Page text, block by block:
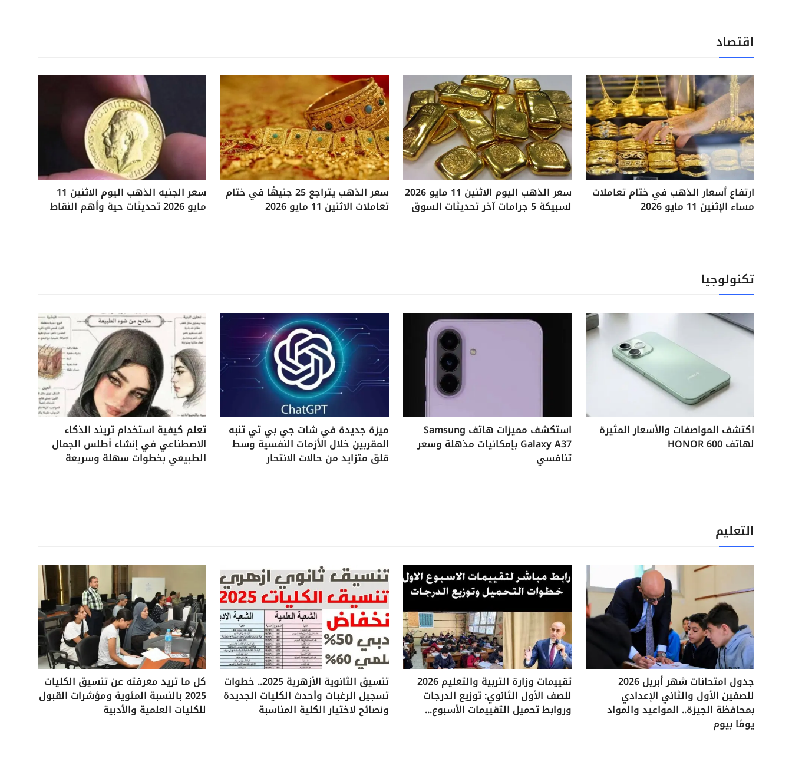
اقتصاد
ارتفاع أسعار الذهب في ختام تعاملات
مساء الإثنين 11 مايو 2026
سعر الذهب اليوم الاثنين 11 مايو 2026
لسبيكة 5 جرامات آخر تحديثات السوق
سعر الذهب يتراجع 25 جنيهًا في ختام
تعاملات الاثنين 11 مايو 2026
سعر الجنيه الذهب اليوم الاثنين 11
مايو 2026 تحديثات حية وأهم النقاط
تكنولوجيا
اكتشف المواصفات والأسعار المثيرة
لهاتف HONOR 600
استكشف مميزات هاتف Samsung
Galaxy A37 بإمكانيات مذهلة وسعر
تنافسي
ميزة جديدة في شات جي بي تي تنبه
المقربين خلال الأزمات النفسية وسط
قلق متزايد من حالات الانتحار
تعلم كيفية استخدام تريند الذكاء
الاصطناعي في إنشاء أطلس الجمال
الطبيعي بخطوات سهلة وسريعة
التعليم
جدول امتحانات شهر أبريل 2026
للصفين الأول والثاني الإعدادي
بمحافظة الجيزة.. المواعيد والمواد
يومًا بيوم
تقييمات وزارة التربية والتعليم 2026
للصف الأول الثانوي: توزيع الدرجات
وروابط تحميل التقييمات الأسبوع...
تنسيق الثانوية الأزهرية 2025.. خطوات
تسجيل الرغبات وأحدث الكليات الجديدة
ونصائح لاختيار الكلية المناسبة
كل ما تريد معرفته عن تنسيق الكليات
2025 بالنسبة المئوية ومؤشرات القبول
للكليات العلمية والأدبية